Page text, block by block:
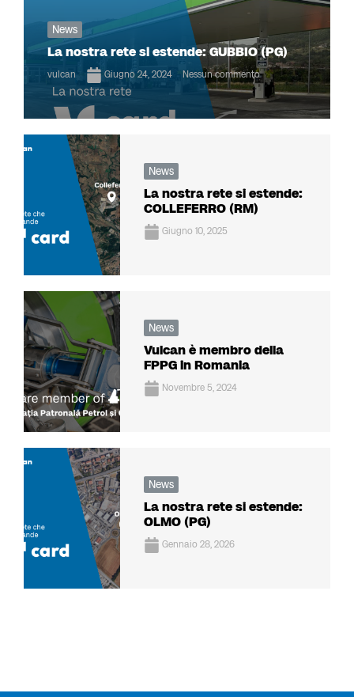
News
La nostra rete si estende: GUBBIO (PG)
vulcan Giugno 24, 2024 Nessun commento
News
La nostra rete si estende:
COLLEFERRO (RM)
Giugno 10, 2025
News
Vulcan è membro della
FPPG in Romania
Novembre 5, 2024
News
La nostra rete si estende:
OLMO (PG)
Gennaio 28, 2026